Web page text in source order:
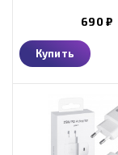
690 ₽
Купить